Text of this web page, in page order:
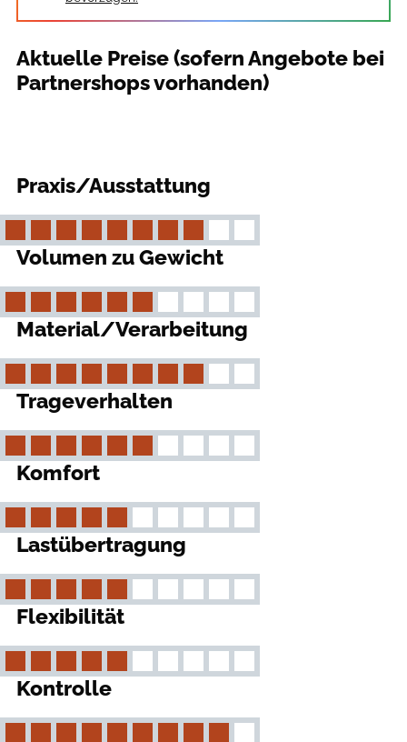
Aktuelle Preise (sofern Angebote bei
Partnershops vorhanden)
Praxis/Ausstattung
Volumen zu Gewicht
Material/Verarbeitung
Trageverhalten
Komfort
Lastübertragung
Flexibilität
Kontrolle